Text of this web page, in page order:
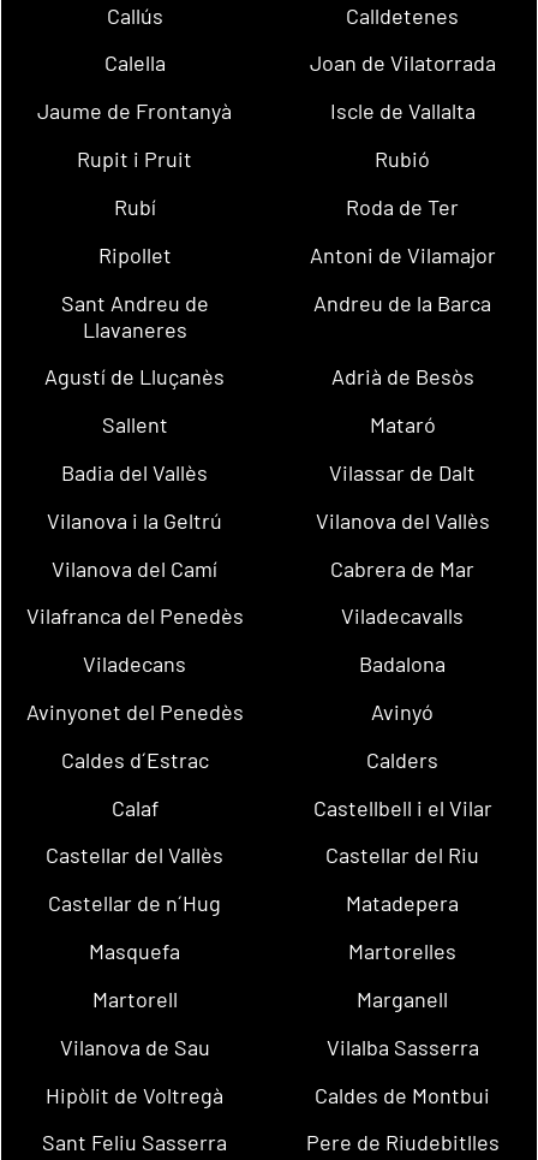
Callús
Calldetenes
Calella
Joan de Vilatorrada
Jaume de Frontanyà
Iscle de Vallalta
Rupit i Pruit
Rubió
Rubí
Roda de Ter
Ripollet
Antoni de Vilamajor
Sant Andreu de
Llavaneres
Andreu de la Barca
Agustí de Lluçanès
Adrià de Besòs
Sallent
Mataró
Badia del Vallès
Vilassar de Dalt
Vilanova i la Geltrú
Vilanova del Vallès
Vilanova del Camí
Cabrera de Mar
Vilafranca del Penedès
Viladecavalls
Viladecans
Badalona
Avinyonet del Penedès
Avinyó
Caldes d´Estrac
Calders
Calaf
Castellbell i el Vilar
Castellar del Vallès
Castellar del Riu
Castellar de n´Hug
Matadepera
Masquefa
Martorelles
Martorell
Marganell
Vilanova de Sau
Vilalba Sasserra
Hipòlit de Voltregà
Caldes de Montbui
Sant Feliu Sasserra
Pere de Riudebitlles